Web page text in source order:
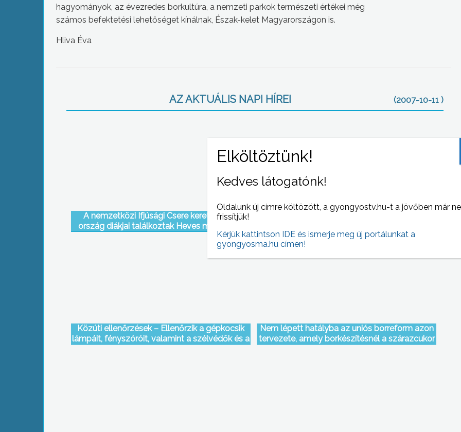
hagyományok, az évezredes borkultúra, a nemzeti parkok természeti értékei még
számos befektetési lehetőséget kínálnak, Észak-kelet Magyarországon is.
Hliva Éva
AZ AKTUÁLIS NAPI HÍREI (2007-10-11 )
A nemzetközi Ifjúsági Csere keretében öt
ország diákjai találkoztak Heves megyében
tájékoztatták a szervezők a sajtó képviselőit
Közúti ellenőrzések – Ellenőrzik a gépkocsik
lámpáit, fényszóróit, valamint a szélvédők és a
Nem lépett hatályba az uniós borreform azon
tervezete, amely borkészítésnél a szárazcukor
Kedves látogatónk!
Oldalunk új címre költözött, a gyongyostv.hu-t a jövőben már
frissítjük!
Kérjük kattintson IDE és ismerje meg új portálunkat a
gyongyosma.hu címen!